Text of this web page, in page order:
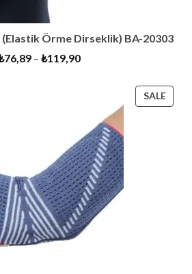
Örme Dirseklik) BA-20303
76,89– ₺119,90
SALE
ON